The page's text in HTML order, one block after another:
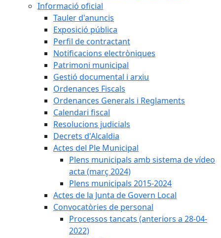
Informació oficial
Tauler d'anuncis
Exposició pública
Perfil de contractant
Notificacions electròniques
Patrimoni municipal
Gestió documental i arxiu
Ordenances Fiscals
Ordenances Generals i Reglaments
Calendari fiscal
Resolucions judicials
Decrets d'Alcaldia
Actes del Ple Municipal
Plens municipals amb sistema de vídeo
acta (març 2024)
Plens municipals 2015-2024
Actes de la Junta de Govern Local
Convocatòries de personal
Processos tancats (anteriors a 28-04-
2022)